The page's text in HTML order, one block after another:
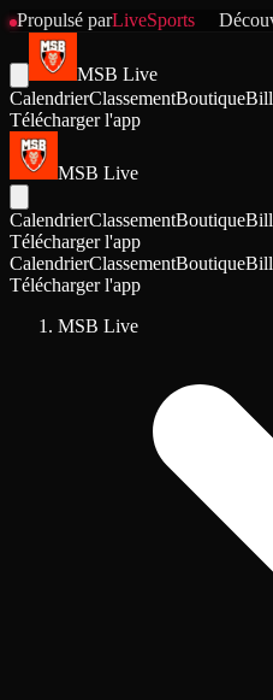
Propulsé parLiveSports
MSB Live
CalendrierClassementBoutique
Télécharger l'app
MSB Live
CalendrierClassementBoutique
Télécharger l'app
CalendrierClassementBoutique
Télécharger l'app
MSB Live